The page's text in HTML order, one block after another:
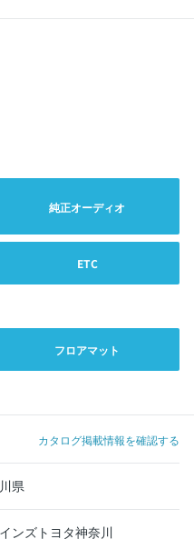
純正オーディオ
ETC
フロアマット
カタログ掲載情報を確認する
県
ンズトヨタ神奈川